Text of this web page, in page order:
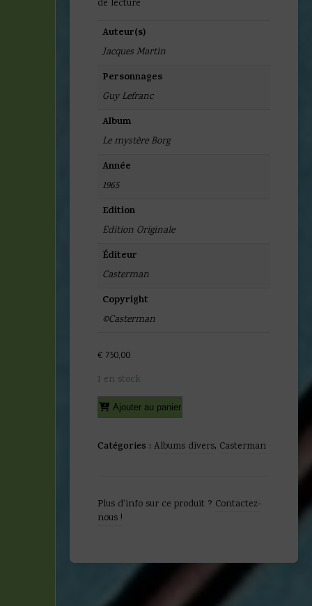
de lecture
Auteur(s)
Jacques Martin
Personnages
Guy Lefranc
Album
Le mystère Borg
Année
1965
Edition
Edition Originale
Éditeur
Casterman
Copyright
©Casterman
€ 750,00
1 en stock
quantité
de
Martin
Le
mystère
Casterman
-1965
Ajouter au panier
Catégories : Albums divers, Casterman
Plus d'info sur ce produit ? Contactez-
nous !